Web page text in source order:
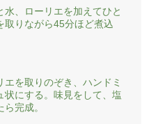
、ローリエを加えてひと
取りながら45分ほど煮込
エを取りのぞき、ハンドミ
状にする。味見をして、塩
ら完成。